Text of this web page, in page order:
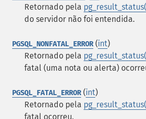
Retornado pela
do servidor não foi entendida.
PGSQL_NONFATAL_ERROR(int)
Retornado pela
fatal (uma nota ou alerta)
PGSQL_FATAL_ERROR(int)
Retornado pela
fatal ocorreu.